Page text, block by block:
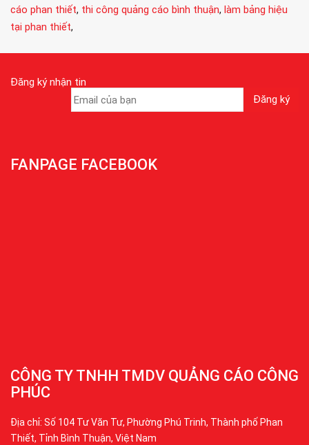
cáo phan thiết, thi công quảng cáo bình thuận, làm bảng hiệu
tại phan thiết,
Đăng ký nhận tin
FANPAGE FACEBOOK
CÔNG TY TNHH TMDV QUẢNG CÁO CÔNG
PHÚC
Địa chỉ: Số 104 Tư Văn Tư, Phường Phú Trinh, Thành phố Phan
Thiết, Tỉnh Bình Thuận, Việt Nam